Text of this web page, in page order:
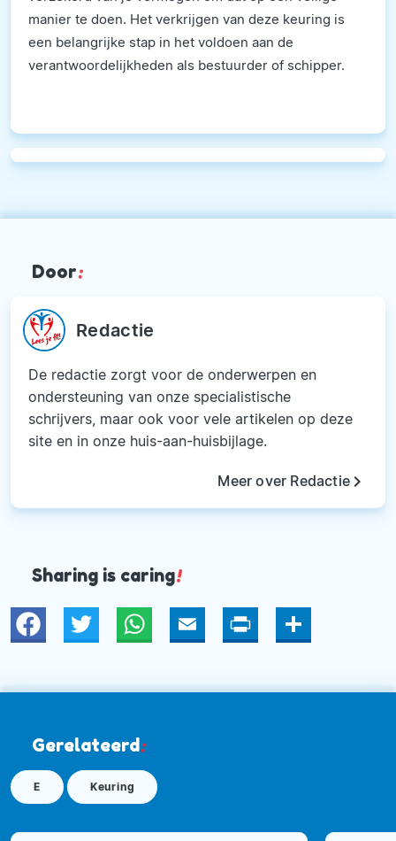
manier te doen. Het verkrijgen van deze keuring is
een belangrijke stap in het voldoen aan de
verantwoordelijkheden als bestuurder of schipper.
Door:
Redactie
De redactie zorgt voor de onderwerpen en
ondersteuning van onze specialistische
schrijvers, maar ook voor vele artikelen op deze
site en in onze huis-aan-huisbijlage.
Meer over Redactiekeyboard_arrow_right
Sharing is caring!
Twitter WhatsAppEmail Print Deel
Gerelateerd:
E Keuring